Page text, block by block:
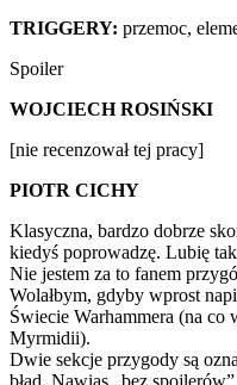
TRIGGERY: przemoc,
Spoiler
WOJCIECH ROSIŃSKI
[nie recenzował tej pracy]
PIOTR CICHY
Klasyczna, bardzo dobrze
kiedyś poprowadzę. Lubię
Nie jestem za to fanem
Wolałbym, gdyby wprost
Świecie Warhammera (na
Myrmidii).
Dwie sekcje przygody są